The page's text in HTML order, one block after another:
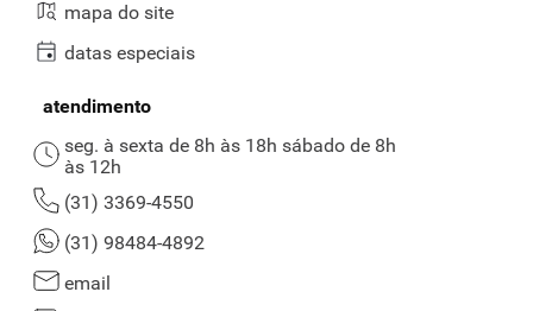
mapa do site
datas especiais
atendimento
seg. à sexta de 8h às 18h sábado de 8h
às 12h
(31) 3369-4550
(31) 98484-4892
email